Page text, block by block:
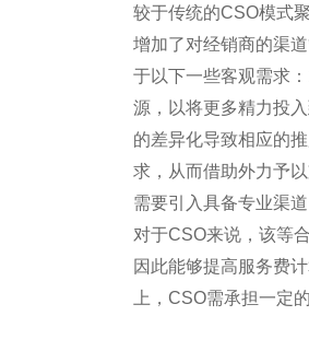
较于传统的CSO模式
增加了对经销商的渠
于以下一些客观需求
源，以将更多精力投
的差异化导致相应的
求，从而借助外力予
需要引入具备专业渠道
对于CSO来说，该等
因此能够提高服务费
上，CSO需承担一定